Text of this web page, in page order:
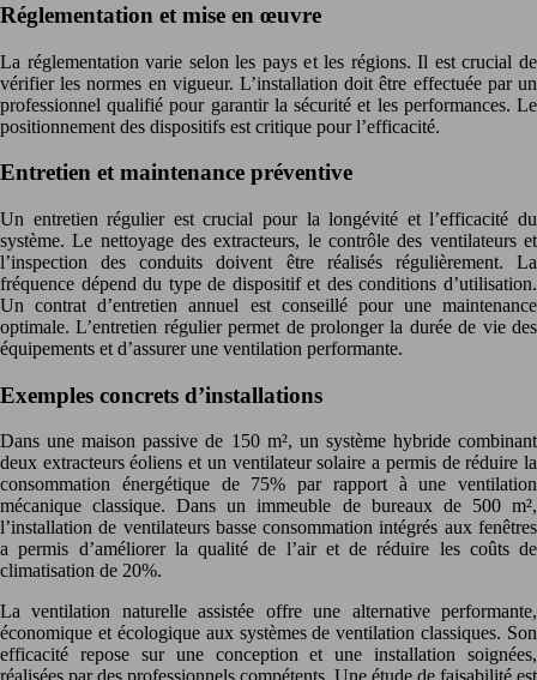
Réglementation et mise en œuvre
La réglementation varie selon les pays et les régions. Il est crucial de
vérifier les normes en vigueur. L’installation doit être effectuée par un
professionnel qualifié pour garantir la sécurité et les performances. Le
positionnement des dispositifs est critique pour l’efficacité.
Entretien et maintenance préventive
Un entretien régulier est crucial pour la longévité et l’efficacité du
système. Le nettoyage des extracteurs, le contrôle des ventilateurs et
l’inspection des conduits doivent être réalisés régulièrement. La
fréquence dépend du type de dispositif et des conditions d’utilisation.
Un contrat d’entretien annuel est conseillé pour une maintenance
optimale. L’entretien régulier permet de prolonger la durée de vie des
équipements et d’assurer une ventilation performante.
Exemples concrets d’installations
Dans une maison passive de 150 m², un système hybride combinant
deux extracteurs éoliens et un ventilateur solaire a permis de réduire la
consommation énergétique de 75% par rapport à une ventilation
mécanique classique. Dans un immeuble de bureaux de 500 m²,
l’installation de ventilateurs basse consommation intégrés aux fenêtres
a permis d’améliorer la qualité de l’air et de réduire les coûts de
climatisation de 20%.
La ventilation naturelle assistée offre une alternative performante,
économique et écologique aux systèmes de ventilation classiques. Son
efficacité repose sur une conception et une installation soignées,